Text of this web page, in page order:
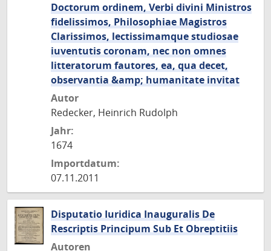
Doctorum ordinem, Verbi divini Ministros
fidelissimos, Philosophiae Magistros
Clarissimos, lectissimamque studiosae
iuventutis coronam, nec non omnes
litteratorum fautores, ea, qua decet,
observantia &amp; humanitate invitat
Autor
Redecker, Heinrich Rudolph
Jahr:
1674
Importdatum:
07.11.2011
Disputatio Iuridica Inauguralis De
Rescriptis Principum Sub Et Obreptitiis
Autoren